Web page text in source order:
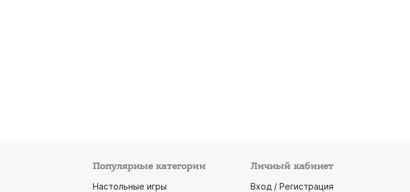
Популярные категории
Настольные игры
Личный кабинет
Вход / Регистрация